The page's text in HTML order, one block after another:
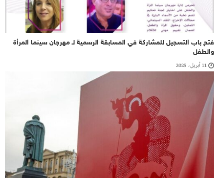
فتح باب التسجيل للمشاركة في المسابقة الرسمية لـ مهرجان سينما المرأة
والطفل
11 أبريل، 2025